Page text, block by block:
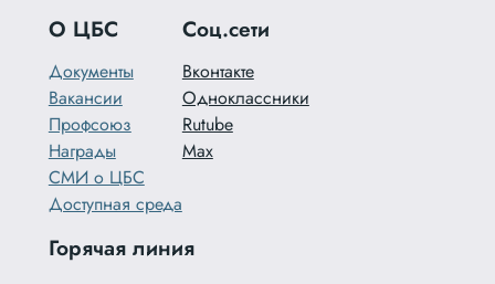
О ЦБС
Документы
Вакансии
Профсоюз
Награды
СМИ о ЦБС
Доступная среда
Соц.сети
Вконтакте
Одноклассники
Rutube
Max
Горячая линия